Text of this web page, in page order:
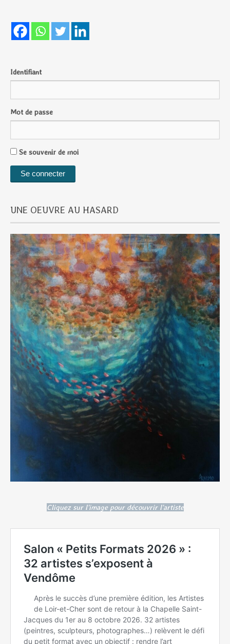
Identifiant
Mot de passe
Se souvenir de moi
UNE OEUVRE AU HASARD
Cliquez sur l'image pour découvrir l'artiste